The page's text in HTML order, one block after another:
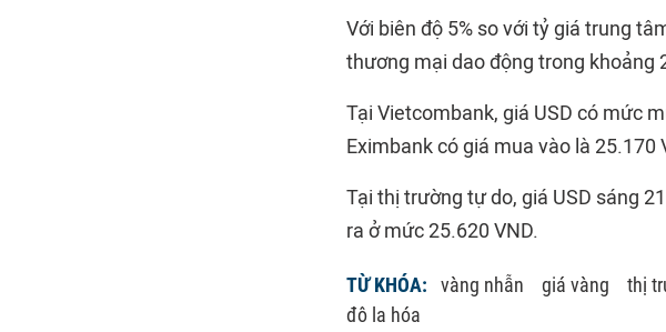
Với biên độ 5% so với tỷ giá trung
thương mại dao động trong khoảng
Tại Vietcombank, giá USD có mức
Eximbank có giá mua vào là 25.170
Tại thị trường tự do, giá USD sáng
ra ở mức 25.620 VND.
TỪ KHÓA: vàng nhẫn giá vàng thị
đô la hóa